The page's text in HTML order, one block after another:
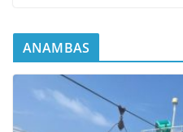
ANAMBAS